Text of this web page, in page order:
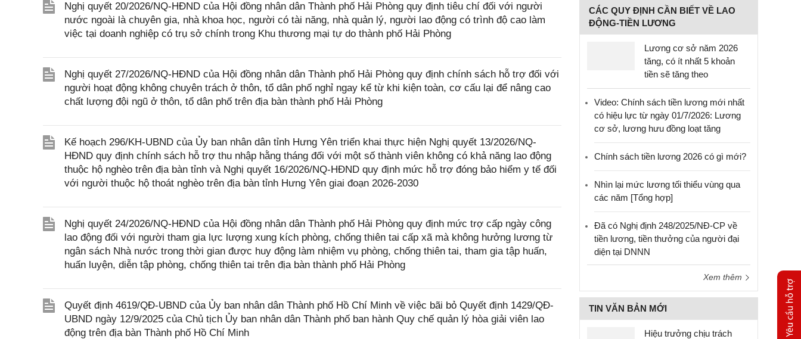
Nghị quyết 20/2026/NQ-HĐND của Hội đồng nhân dân Thành phố Hải Phòng quy định tiêu chí đối với người
nước ngoài là chuyên gia, nhà khoa học, người có tài năng, nhà quản lý, người lao động có trình độ cao làm
việc tại doanh nghiệp có trụ sở chính trong Khu thương mại tự do thành phố Hải Phòng
Nghị quyết 27/2026/NQ-HĐND của Hội đồng nhân dân Thành phố Hải Phòng quy định chính sách hỗ trợ đối với
người hoạt động không chuyên trách ở thôn, tổ dân phố nghỉ ngay kể từ khi kiện toàn, cơ cấu lại để nâng cao
chất lượng đội ngũ ở thôn, tổ dân phố trên địa bàn thành phố Hải Phòng
Kế hoạch 296/KH-UBND của Ủy ban nhân dân tỉnh Hưng Yên triển khai thực hiện Nghị quyết 13/2026/NQ-
HĐND quy định chính sách hỗ trợ thu nhập hằng tháng đối với một số thành viên không có khả năng lao động
thuộc hộ nghèo trên địa bàn tỉnh và Nghị quyết 16/2026/NQ-HĐND quy định mức hỗ trợ đóng bảo hiểm y tế đối
với người thuộc hộ thoát nghèo trên địa bàn tỉnh Hưng Yên giai đoạn 2026-2030
Nghị quyết 24/2026/NQ-HĐND của Hội đồng nhân dân Thành phố Hải Phòng quy định mức trợ cấp ngày công
lao động đối với người tham gia lực lượng xung kích phòng, chống thiên tai cấp xã mà không hưởng lương từ
ngân sách Nhà nước trong thời gian được huy động làm nhiệm vụ phòng, chống thiên tai, tham gia tập huấn,
huấn luyện, diễn tập phòng, chống thiên tai trên địa bàn thành phố Hải Phòng
Quyết định 4619/QĐ-UBND của Ủy ban nhân dân Thành phố Hồ Chí Minh về việc bãi bỏ Quyết định 1429/QĐ-
UBND ngày 12/9/2025 của Chủ tịch Ủy ban nhân dân Thành phố ban hành Quy chế quản lý hòa giải viên lao
động trên địa bàn Thành phố Hồ Chí Minh
CÁC QUY ĐỊNH CẦN BIẾT VỀ LAO
ĐỘNG-TIỀN LƯƠNG
Lương cơ sở năm 2026
tăng, có ít nhất 5 khoản
tiền sẽ tăng theo
Video: Chính sách tiền lương mới nhất
có hiệu lực từ ngày 01/7/2026: Lương
cơ sở, lương hưu đồng loạt tăng
Chính sách tiền lương 2026 có gì mới?
Nhìn lại mức lương tối thiểu vùng qua
các năm [Tổng hợp]
Đã có Nghị định 248/2025/NĐ-CP về
tiền lương, tiền thưởng của người đại
diện tại DNNN
Xem thêm
TIN VĂN BẢN MỚI
Hiệu trưởng chịu trách